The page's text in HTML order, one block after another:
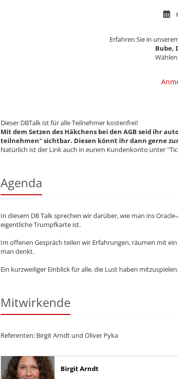
Erfahren Sie in
Bube,
Dieser DBTalk ist für alle Teilnehmer kostenfrei!
Mit dem Setzen des Häkchens bei den AGB seid ihr
teilnehmen" sichtbar. Diesen könnt ihr dann gerne
Natürlich ist der Link auch in eurem Kundenkonto unter
Agenda
In diesem DB Talk sprechen wir darüber, wie man ins
eigentliche Trumpfkarte ist.
Im offenen Gespräch teilen wir Erfahrungen, räumen mit
man denkt.
Ein kurzweiliger Einblick für alle, die Lust haben mitzuspielen.
Mitwirkende
Referenten: Birgit Arndt und Oliver Pyka
Birgit Arndt